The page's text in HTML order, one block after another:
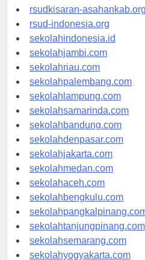
rsud-natunakab.org
rsudkisaran-asahankab.org
rsud-indonesia.org
sekolahindonesia.id
sekolahjambi.com
sekolahriau.com
sekolahpalembang.com
sekolahlampung.com
sekolahsamarinda.com
sekolahbandung.com
sekolahdenpasar.com
sekolahjakarta.com
sekolahmedan.com
sekolahaceh.com
sekolahbengkulu.com
sekolahpangkalpinang.com
sekolahtanjungpinang.com
sekolahsemarang.com